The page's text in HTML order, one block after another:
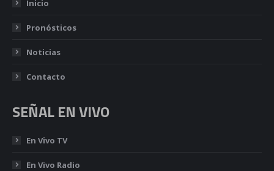
Inicio
Pronósticos
Noticias
Contacto
SEÑAL EN VIVO
En Vivo TV
En Vivo Radio